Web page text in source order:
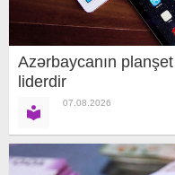
Azərbaycanın
liderdir
07.08.2026